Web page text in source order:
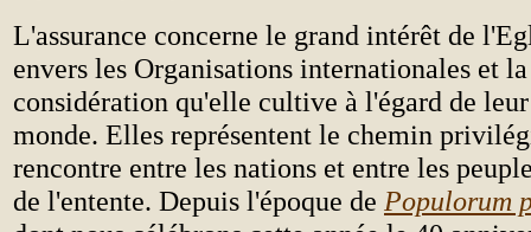
L'assurance concerne le grand intérêt de
envers les Organisations internationales et
considération qu'elle cultive à l'égard de
monde. Elles représentent le chemin
rencontre entre les nations et entre les
de l'entente. Depuis l'époque de Populorum